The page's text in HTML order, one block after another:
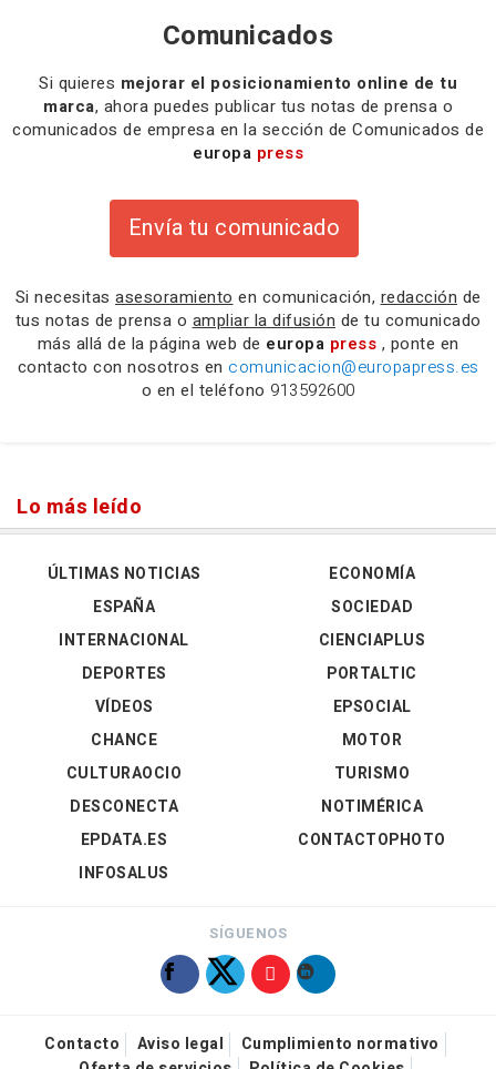
Comunicados
Si quieres mejorar el posicionamiento online de tu
marca, ahora puedes publicar tus notas de prensa o
comunicados de empresa en la sección de Comunicados de
europa press
Envía tu comunicado
Si necesitas asesoramiento en comunicación, redacción de
tus notas de prensa o ampliar la difusión de tu comunicado
más allá de la página web de europa press , ponte en
contacto con nosotros en comunicacion@europapress.es
o en el teléfono 913592600
Lo más leído
ÚLTIMAS NOTICIAS
ESPAÑA
INTERNACIONAL
DEPORTES
VÍDEOS
ECONOMÍA
SOCIEDAD
CIENCIAPLUS
PORTALTIC
EPSOCIAL
CHANCE
CULTURAOCIO
DESCONECTA
EPDATA.ES
INFOSALUS
MOTOR
TURISMO
NOTIMÉRICA
CONTACTOPHOTO
SÍGUENOS
Contacto Aviso legal
Cumplimiento normativo